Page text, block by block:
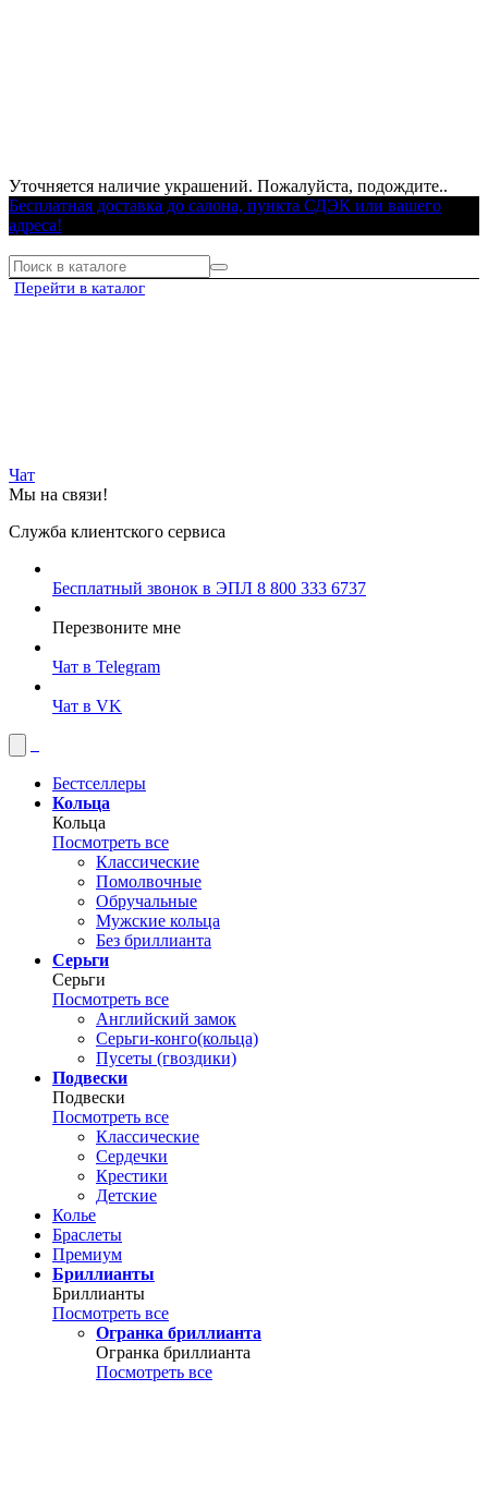
Уточняется наличие украшений. Пожалуйста, подождите..
Бесплатная доставка до салона, пункта СДЭК или вашего
адреса!
Перейти в каталог
Чат
Мы на связи!
Служба клиентского сервиса
Бесплатный звонок в ЭПЛ 8 800 333 6737
Перезвоните мне
Чат в Telegram
Чат в VK
Бестселлеры
Кольца
Кольца
Посмотреть все
Классические
Помолвочные
Обручальные
Мужские кольца
Без бриллианта
Серьги
Серьги
Посмотреть все
Английский замок
Серьги-конго(кольца)
Пусеты (гвоздики)
Подвески
Подвески
Посмотреть все
Классические
Сердечки
Крестики
Детские
Колье
Браслеты
Премиум
Бриллианты
Бриллианты
Посмотреть все
Огранка бриллианта
Огранка бриллианта
Посмотреть все